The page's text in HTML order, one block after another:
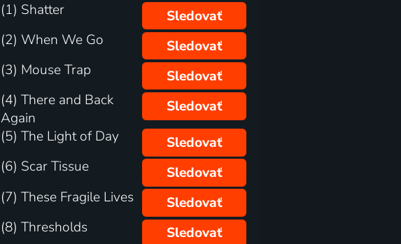
(1) Shatter
Sledovať
(2) When We Go
Sledovať
(3) Mouse Trap
Sledovať
(4) There and Back
Again
Sledovať
(5) The Light of Day
Sledovať
(6) Scar Tissue
Sledovať
(7) These Fragile Lives
Sledovať
(8) Thresholds
Sledovať